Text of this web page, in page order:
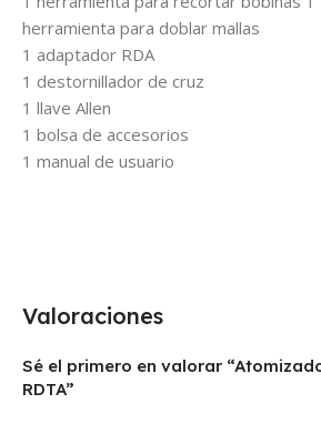
herramienta para doblar mallas
1 adaptador RDA
1 destornillador de cruz
1 llave Allen
1 bolsa de accesorios
1 manual de usuario
Valoraciones
Sé el primero en valorar
RDTA”